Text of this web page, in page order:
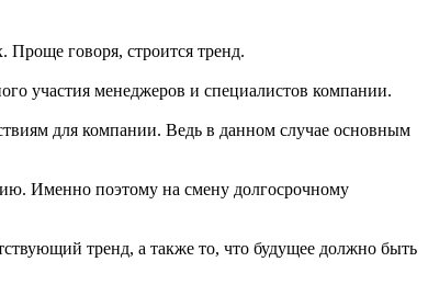
говоря, строится тренд.
участия менеджеров и специалистов компании.
для компании. Ведь в данном случае основным
Именно поэтому на смену долгосрочному
тренд, а также то, что будущее должно быть